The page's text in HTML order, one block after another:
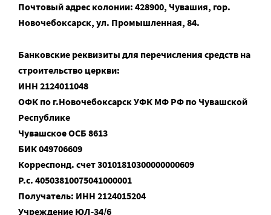
Почтовый адрес колонии: 428900, Чувашия, гор.
Новочебоксарск, ул. Промышленная, 84.
Банковские реквизиты для перечисления средств на
строительство церкви:
ИНН 2124011048
ОФК по г.Новочебоксарск УФК МФ РФ по Чувашской
Республике
Чувашское ОСБ 8613
БИК 049706609
Корреспонд. счет 30101810300000000609
Р.с. 40503810075041000001
Получатель: ИНН 2124015204
Учреждение ЮЛ-34/6